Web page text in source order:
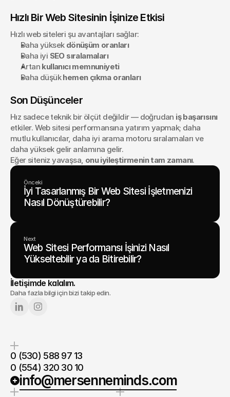
Hızlı Bir Web Sitesinin İşinize Etkisi
Hızlı web siteleri şu avantajları sağlar:
Daha yüksek dönüşüm oranları
Daha iyi SEO sıralamaları
Artan kullanıcı memnuniyeti
Daha düşük hemen çıkma oranları
Son Düşünceler
Hız sadece teknik bir ölçüt değildir — doğrudan iş başarısını
etkiler. Web sitesi performansına yatırım yapmak; daha
mutlu kullanıcılar, daha iyi arama motoru sıralamaları ve
daha yüksek gelir anlamına gelir.
Eğer siteniz yavaşsa, onu iyileştirmenin tam zamanı.
Önceki
İyi Tasarlanmış Bir Web Sitesi İşletmenizi
Nasıl Dönüştürebilir?
Next
Web Sitesi Performansı İşinizi Nasıl
Yükseltebilir ya da Bitirebilir?
İletişimde kalalım.
Daha fazla bilgi için bizi takip edin.
0 (530) 588 97 13
0 (554) 320 30 10
info@mersenneminds.com